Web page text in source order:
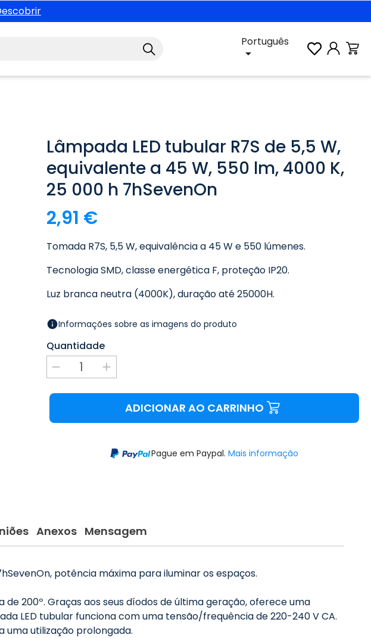
Português

Lâmpada LED tubular R7S de 5,5 W,
equivalente a 45 W, 550 lm, 4000 K,
25 000 h 7hSevenOn
2,91 €
Tomada R7S, 5,5 W, equivalência a 45 W e 550 lúmenes.
Tecnologia SMD, classe energética F, proteção IP20.
Luz branca neutra (4000K), duração até 25000H.
Informações sobre as imagens do produto
Quantidade
ADICIONAR AO CARRINHO
Pague em Paypal.Mais informação
Anexos Mensagem
potência máxima para iluminar os espaços.
200º. Graças aos seus díodos de última geração, oferece uma
LED tubular funciona com uma tensão/frequência de 220-240 V CA.
uma utilização prolongada.